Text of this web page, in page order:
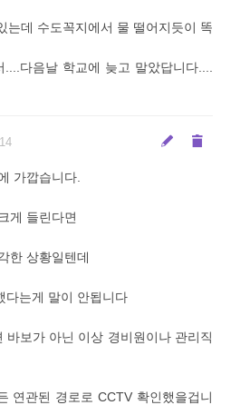
는데 수도꼭지에서 물 떨어지듯이 똑
다음날 학교에 늦고 말았답니다....
가깝습니다.
게 들린다면
한 상황일텐데
다는게 말이 안됩니다
바보가 아닌 이상 경비원이나 관리직
연관된 경로로 CCTV 확인했을겁니